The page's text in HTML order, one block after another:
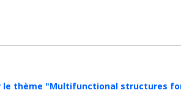
thème "Multifunctional structures